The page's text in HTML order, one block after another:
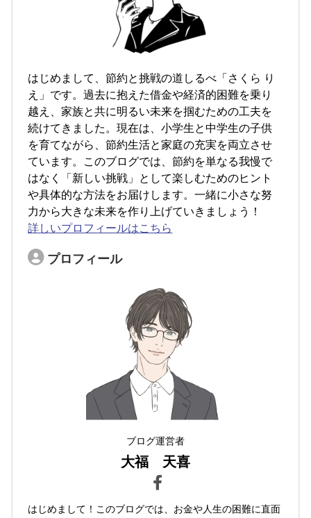
はじめまして、節約と挑戦の道しるべ「さくら り
え」です。過去に抱えた借金や経済的困難を乗り
越え、家族と共に明るい未来を掴むための工夫を
続けてきました。現在は、小学生と中学生の子供
を育てながら、節約生活と家庭の充実を両立させ
ています。このブログでは、節約を単なる我慢で
はなく「新しい挑戦」として楽しむためのヒント
や具体的な方法をお届けします。一緒に小さな努
力から大きな未来を作り上げていきましょう！
詳しいプロフィールはこちら
プロフィール
ブログ運営者
大福 天喜
はじめまして！このブログでは、お金や人生の困難に直面